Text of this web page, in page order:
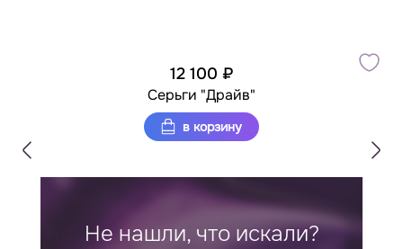
12 100 ₽
Серьги "Драйв"
в корзину
Не нашли, что искали?